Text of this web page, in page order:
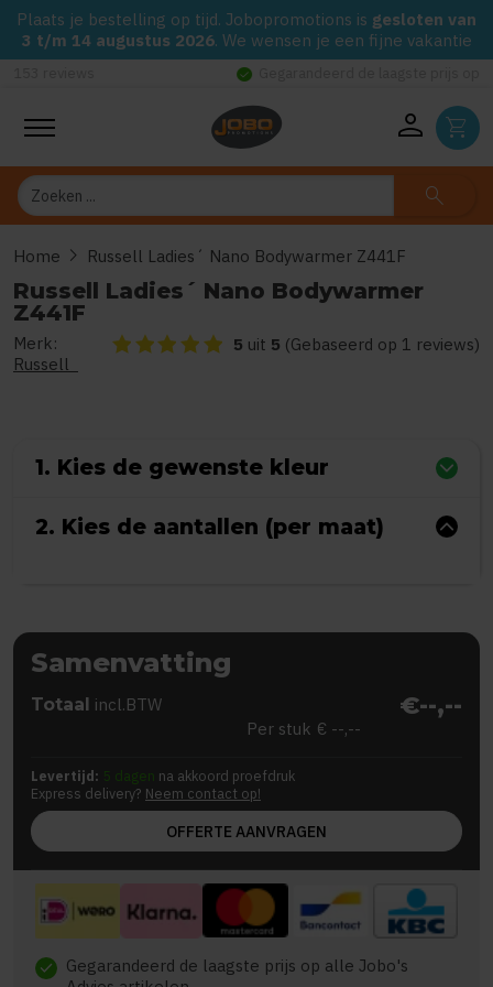
Plaats je bestelling op tijd. Jobopromotions is gesloten van
3 t/m 14 augustus 2026. We wensen je een fijne vakantie
Gegarandeerd de laagste prijs op alle Jobo's Advies artikelen
person shopping_cart
Zoeken search
Home chevron_right Russell Ladies´ Nano Bodywarmer Z441F
Russell Ladies´ Nano Bodywarmer
Z441F
Merk:
Russell
De beoordeling van dit product is5 van de 5
5 uit 5 (Gebaseerd op 1 reviews)
1. Kies de gewenste kleur
2. Kies de aantallen (per maat)
Samenvatting
Totaal incl.BTW €--,--
Per stuk € --,--
Levertijd: 5 dagen na akkoord proefdruk
Express delivery? Neem contact op!
OFFERTE AANVRAGEN
check Gegarandeerd de laagste prijs op alle Jobo's